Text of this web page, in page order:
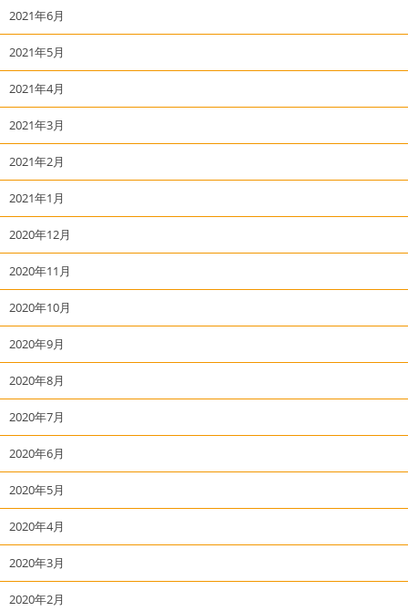
2021年6月
2021年5月
2021年4月
2021年3月
2021年2月
2021年1月
2020年12月
2020年11月
2020年10月
2020年9月
2020年8月
2020年7月
2020年6月
2020年5月
2020年4月
2020年3月
2020年2月